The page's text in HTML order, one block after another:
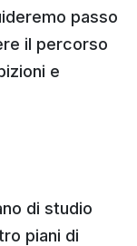
passo
il percorso
e
di studio
piani di